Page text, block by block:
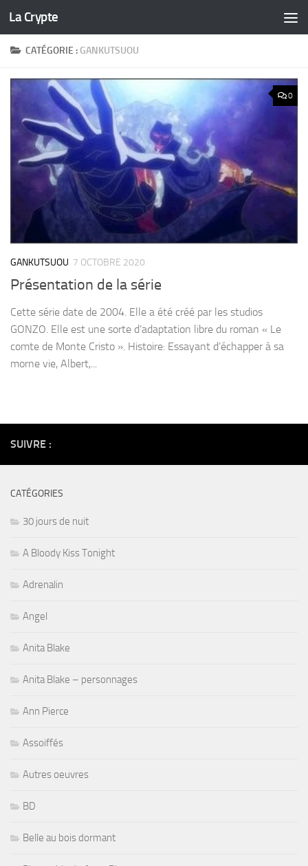
Skip to content
La Crypte
CATÉGORIE : GANKUTSUOU
0
GANKUTSUOU 7 OCTOBRE 2020
Présentation de la série
Cette série date de 2004. Elle a été créé par les studios
GONZO. Elle est une sorte d’adaptation libre du roman « Le
comte de Monte Cristo ». Histoire: Essayant d’échapper à sa
morne vie, Albert,...
SUIVRE :
CATÉGORIES
30 jours de nuit
A Bloody Kiss Tonight
Adrenalin
Angel
Anita Blake
Anita Blake – personnages
Ann Pierce
Assoiffés
Autres oeuvres
BD
Belle au bois dormant